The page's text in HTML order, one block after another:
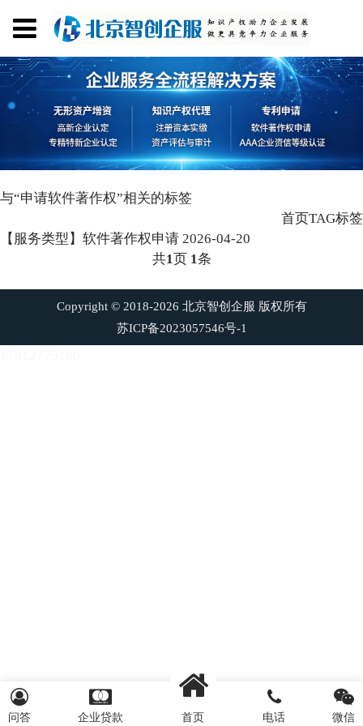
与“申请软件著作权”相关的标签
首页TAG标签
【服务类型】软件著作权申请 2026-04-20
共1 页 1条
Copyright © 2018-2026 北京智创企服 版权所有
苏ICP备2023057546号-1
问答 企业贷款 首页 电话 微信